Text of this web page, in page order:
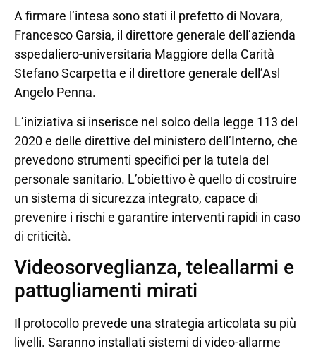
A firmare l’intesa sono stati il prefetto di Novara,
Francesco Garsia, il direttore generale dell’azienda
sspedaliero-universitaria Maggiore della Carità
Stefano Scarpetta e il direttore generale dell’Asl
Angelo Penna.
L’iniziativa si inserisce nel solco della legge 113 del
2020 e delle direttive del ministero dell’Interno, che
prevedono strumenti specifici per la tutela del
personale sanitario. L’obiettivo è quello di costruire
un sistema di sicurezza integrato, capace di
prevenire i rischi e garantire interventi rapidi in caso
di criticità.
Videosorveglianza, teleallarmi e
pattugliamenti mirati
Il protocollo prevede una strategia articolata su più
livelli. Saranno installati sistemi di video-allarme